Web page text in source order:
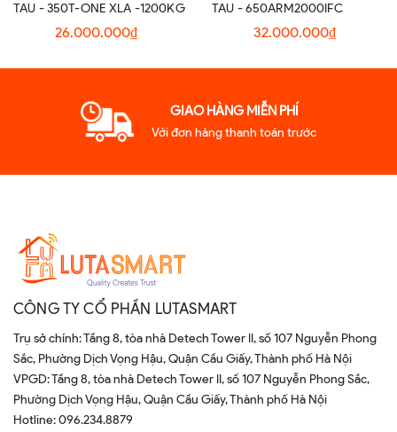
TAU - 350T-ONE XLA -1200KG
26.000.000₫
TAU - 650ARM2000IFC
32.000.000₫
GIAO HÀNG MIỄN PHÍ
Với đơn hàng thanh toán trước
CÔNG TY CỔ PHẦN LUTASMART
Trụ sở chính: Tầng 8, tòa nhà Detech Tower II, số 107 Nguyễn Phong
Sắc, Phường Dịch Vọng Hậu, Quận Cầu Giấy, Thành phố Hà Nội
VPGD: Tầng 8, tòa nhà Detech Tower II, số 107 Nguyễn Phong Sắc,
Phường Dịch Vọng Hậu, Quận Cầu Giấy, Thành phố Hà Nội
Hotline:096.234.8879